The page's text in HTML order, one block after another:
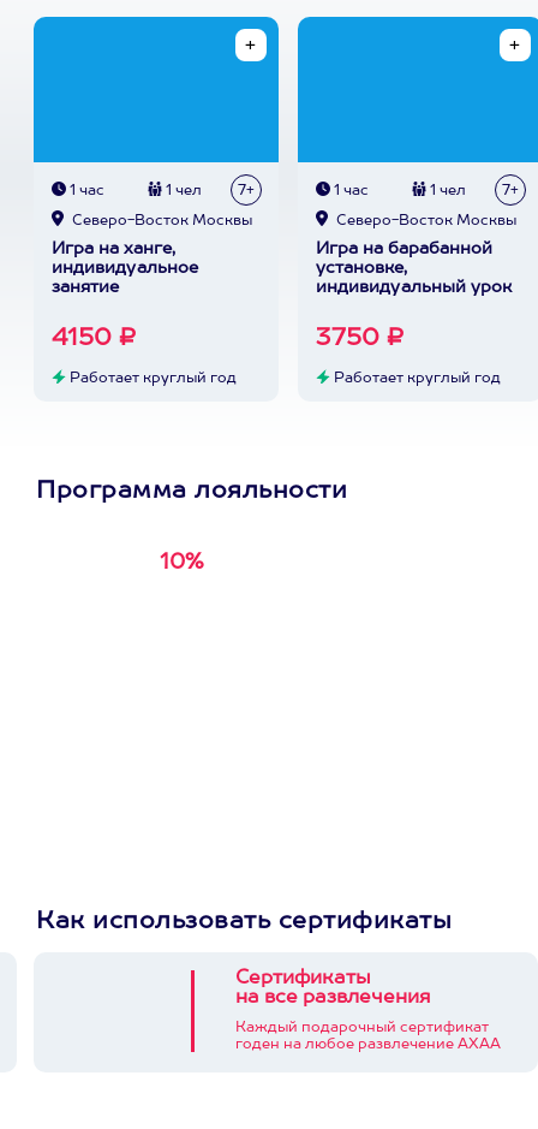
1 час 1 чел 7+
Северо-Восток Москвы
Игра на ханге,
индивидуальное
занятие
4150 ₽
Работает круглый год
1 час 1 чел 7+
Северо-Восток Москвы
Игра на барабанной
установке,
индивидуальный урок
3750 ₽
Работает круглый год
Программа лояльности
10%
Как использовать сертификаты
Сертификаты
на все развлечения
Каждый подарочный сертификат
годен на любое развлечение АХАА